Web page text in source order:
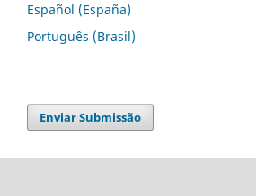
Español (España)
Português (Brasil)
Enviar Submissão